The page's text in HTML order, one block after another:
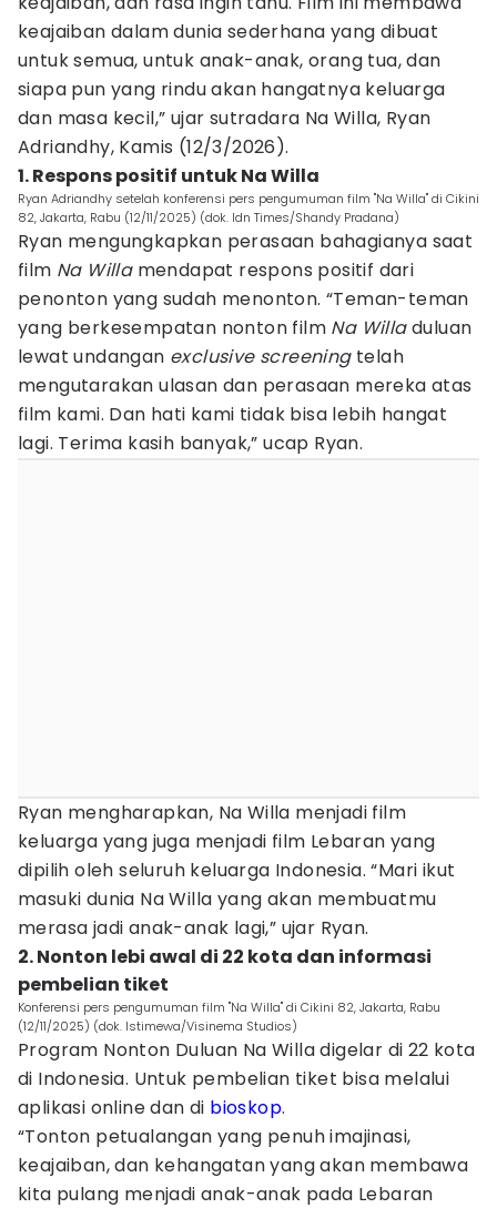
keajaiban dalam dunia sederhana yang dibuat
untuk semua, untuk anak-anak, orang tua, dan
siapa pun yang rindu akan hangatnya keluarga
dan masa kecil,” ujar sutradara Na Willa, Ryan
Adriandhy, Kamis (12/3/2026).
1. Respons positif untuk Na Willa
Ryan Adriandhy setelah konferensi pers pengumuman film "Na Willa" di Cikini
82, Jakarta, Rabu (12/11/2025) (dok. Idn Times/Shandy Pradana)
Ryan mengungkapkan perasaan bahagianya saat
film Na Willamendapat respons positif dari
penonton yang sudah menonton. “Teman-teman
yang berkesempatan nonton film Na Willaduluan
lewat undangan exclusive screening telah
mengutarakan ulasan dan perasaan mereka atas
film kami. Dan hati kami tidak bisa lebih hangat
lagi. Terima kasih banyak,” ucap Ryan.
Ryan mengharapkan, Na Willa menjadi film
keluarga yang juga menjadi film Lebaran yang
dipilih oleh seluruh keluarga Indonesia. “Mari ikut
masuki dunia Na Willa yang akan membuatmu
merasa jadi anak-anak lagi,” ujar Ryan.
2. Nonton lebi awal di 22 kota dan informasi
pembelian tiket
Konferensi pers pengumuman film "Na Willa" di Cikini 82, Jakarta, Rabu
(12/11/2025) (dok. Istimewa/Visinema Studios)
Program Nonton Duluan Na Willa digelar di 22 kota
di Indonesia. Untuk pembelian tiket bisa melalui
aplikasi online dan di bioskop.
“Tonton petualangan yang penuh imajinasi,
keajaiban, dan kehangatan yang akan membawa
kita pulang menjadi anak-anak pada Lebaran